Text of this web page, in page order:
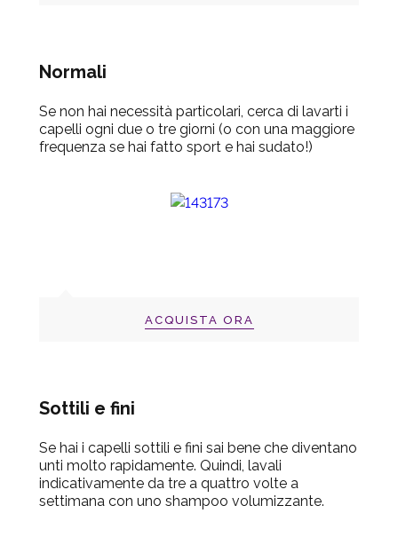
Normali
Se non hai necessità particolari, cerca di lavarti i
capelli ogni due o tre giorni (o con una maggiore
frequenza se hai fatto sport e hai sudato!)
ACQUISTA ORA
Sottili e fini
Se hai i capelli sottili e fini sai bene che diventano
unti molto rapidamente. Quindi, lavali
indicativamente da tre a quattro volte a
settimana con uno shampoo volumizzante.